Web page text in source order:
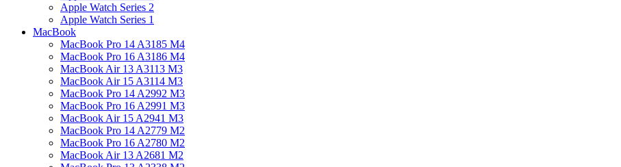
Apple Watch Series 2
Apple Watch Series 1
MacBook
MacBook Pro 14 A3185 M4
MacBook Pro 16 A3186 M4
MacBook Air 13 A3113 M3
MacBook Air 15 A3114 M3
MacBook Pro 14 A2992 M3
MacBook Pro 16 A2991 M3
MacBook Air 15 A2941 M3
MacBook Pro 14 A2779 M2
MacBook Pro 16 A2780 M2
MacBook Air 13 A2681 M2